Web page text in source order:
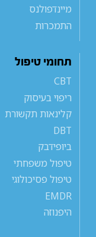
מיינדפולנס
התמכרות
תחומי טיפול
CBT
ריפוי בעיסוק
קלינאות תקשורת
DBT
ביופידבק
טיפול משפחתי
טיפול פסיכולוגי
EMDR
היפנוזה